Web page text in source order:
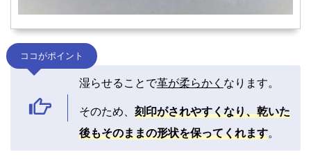
ココがポイント
湿らせることで革が柔らかく なります。
そのため、 刻印がされやすくなり、乾いた
後もそのままの形状を保ってくれます。